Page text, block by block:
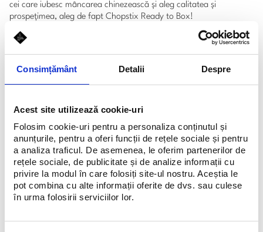
Consimțământ Detalii Despre
Acest site utilizează cookie-uri
Folosim cookie-uri pentru a personaliza conținutul și
anunțurile, pentru a oferi funcții de rețele sociale și pentru
a analiza traficul. De asemenea, le oferim partenerilor de
rețele sociale, de publicitate și de analize informații cu
privire la modul în care folosiți site-ul nostru. Aceștia le
pot combina cu alte informații oferite de dvs. sau culese
în urma folosirii serviciilor lor.
cei care iubesc mâncarea chinezească şi aleg calitatea şi
prospeţimea, aleg de fapt Chopstix Ready to Box!
Diversitatea este un element definitoriu pentru Chopstix Ready to
Box. În vitrinele noastre veţi găsi mereu peste 40 de feluri de
pachetele de primăvară, orez, salate şi diverse sosuri.
Pentru clienţii care îşi doresc să comande mâncare chinezească
comandă, livrare mâncare chinezească la birou sau acasă care le
stă la dispoziţie zilnic, în intervalul 10:00-22:00. Pentru ei, ne-am
asumat provocarea de a deveni din ce în ce mai buni prin
promptitudine şi calitatea produselor pe care le oferim.
Schedule